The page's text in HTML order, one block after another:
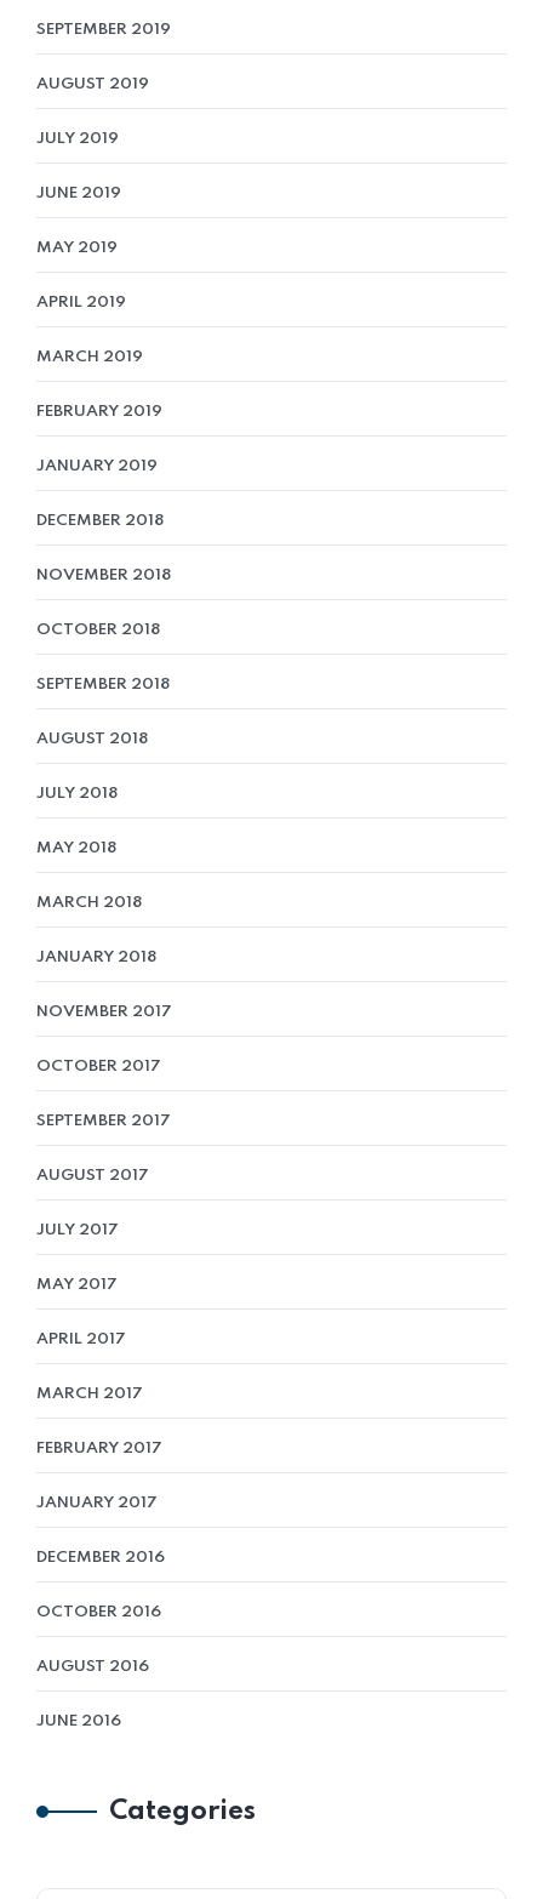
SEPTEMBER 2019
AUGUST 2019
JULY 2019
JUNE 2019
MAY 2019
APRIL 2019
MARCH 2019
FEBRUARY 2019
JANUARY 2019
DECEMBER 2018
NOVEMBER 2018
OCTOBER 2018
SEPTEMBER 2018
AUGUST 2018
JULY 2018
MAY 2018
MARCH 2018
JANUARY 2018
NOVEMBER 2017
OCTOBER 2017
SEPTEMBER 2017
AUGUST 2017
JULY 2017
MAY 2017
APRIL 2017
MARCH 2017
FEBRUARY 2017
JANUARY 2017
DECEMBER 2016
OCTOBER 2016
AUGUST 2016
JUNE 2016
Categories